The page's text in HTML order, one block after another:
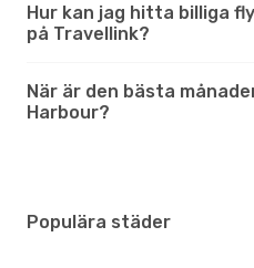
Hur kan jag hitta billiga
på Travellink?
När är den bästa
Harbour?
Populära städer